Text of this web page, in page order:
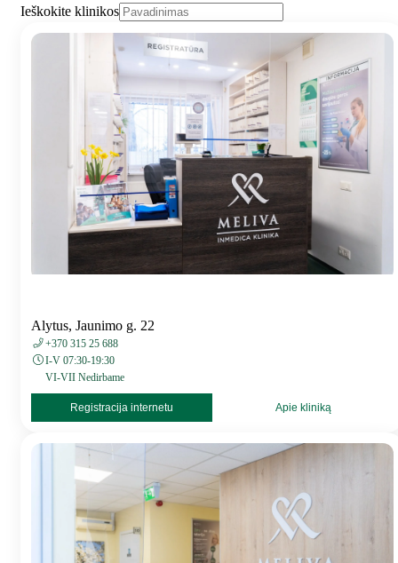
Ieškokite klinikos
Alytus, Jaunimo g. 22
+370 315 25 688
I-V 07:30-19:30
VI-VII Nedirbame
Registracija internetu Apie kliniką